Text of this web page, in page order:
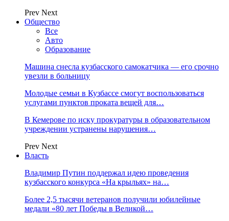
Prev Next
Общество
Все
Авто
Образование
Машина снесла кузбасского самокатчика — его срочно
увезли в больницу
Молодые семьи в Кузбассе смогут воспользоваться
услугами пунктов проката вещей для…
В Кемерове по иску прокуратуры в образовательном
учреждении устранены нарушения…
Prev Next
Власть
Владимир Путин поддержал идею проведения
кузбасского конкурса «На крыльях» на…
Более 2,5 тысячи ветеранов получили юбилейные
медали «80 лет Победы в Великой…